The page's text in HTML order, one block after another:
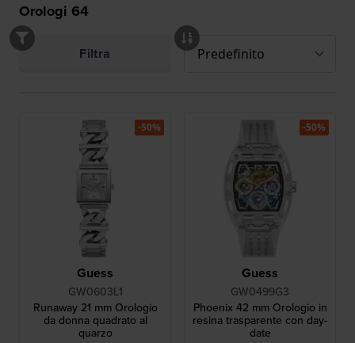
Orologi 64
Filtra
Guess
GW0603L1
Runaway 21 mm Orologio
da donna quadrato al
quarzo
-50%
Guess
GW0499G3
Phoenix 42 mm Orologio in
resina trasparente con day-
date
-50%